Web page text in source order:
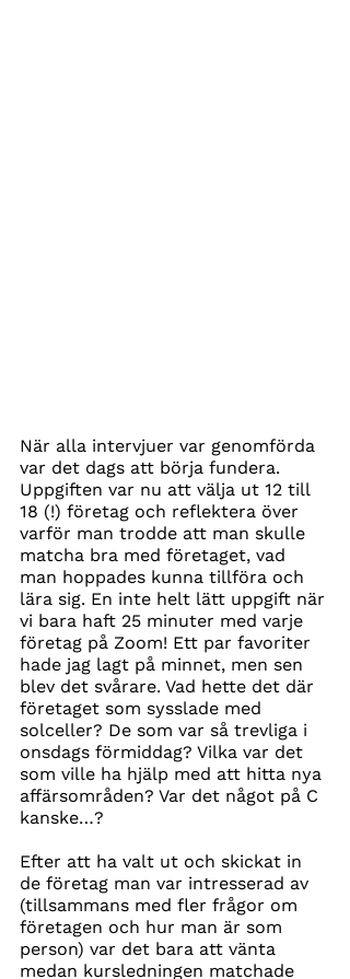
När alla intervjuer var genomförda
var det dags att börja fundera.
Uppgiften var nu att välja ut 12 till
18 (!) företag och reflektera över
varför man trodde att man skulle
matcha bra med företaget, vad
man hoppades kunna tillföra och
lära sig. En inte helt lätt uppgift när
vi bara haft 25 minuter med varje
företag på Zoom! Ett par favoriter
hade jag lagt på minnet, men sen
blev det svårare. Vad hette det där
företaget som sysslade med
solceller? De som var så trevliga i
onsdags förmiddag? Vilka var det
som ville ha hjälp med att hitta nya
affärsområden? Var det något på C
kanske…?
Efter att ha valt ut och skickat in
de företag man var intresserad av
(tillsammans med fler frågor om
företagen och hur man är som
person) var det bara att vänta
medan kursledningen matchade